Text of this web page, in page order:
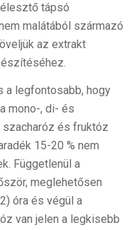
tápsó
malátából származó
az extrakt
a legfontosabb, hogy
mono-, di- és
és fruktóz
15-20 % nem
Függetlenül a
meglehetősen
óra és végül a
van jelen a legkisebb